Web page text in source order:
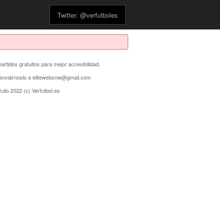
Twitter: @verfutboles
gratuitos para mejor accesibilidad.
a elitewebsnw@gmail.com
2022 (c) Verfutbol.es